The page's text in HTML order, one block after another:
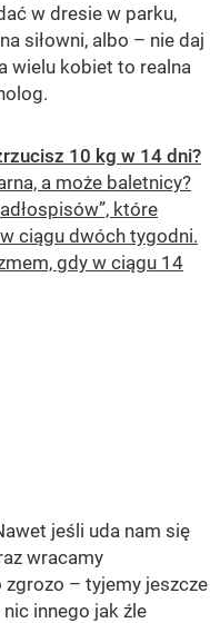
w dresie w parku,
siłowni, albo – nie daj
wielu kobiet to realna
10 kg w 14 dni?
a może baletnicy?
które
ciągu dwóch tygodni.
gdy w ciągu 14
jeśli uda nam się
wracamy
– tyjemy jeszcze
innego jak źle